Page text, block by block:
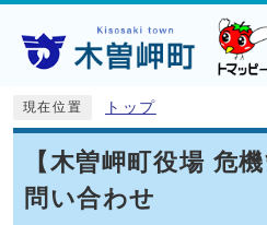
現在位置 トップ
【木曽岬町役場 危
問い合わせ